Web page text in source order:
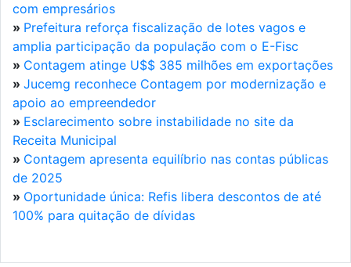
com empresários
» Prefeitura reforça fiscalização de lotes vagos e
amplia participação da população com o E-Fisc
» Contagem atinge U$$ 385 milhões em exportações
» Jucemg reconhece Contagem por modernização e
apoio ao empreendedor
» Esclarecimento sobre instabilidade no site da
Receita Municipal
» Contagem apresenta equilíbrio nas contas públicas
de 2025
» Oportunidade única: Refis libera descontos de até
100% para quitação de dívidas